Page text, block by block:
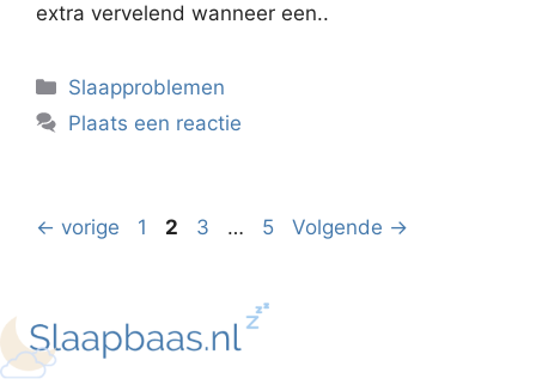
extra vervelend wanneer een..
Categorieën
Slaapproblemen
Plaats een reactie
← vorige Pagina
1 Pagina
2 Pagina
3 … Pagina
5 Volgende →